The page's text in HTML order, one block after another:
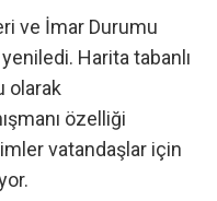
ve İmar Durumu
Harita tabanlı
olarak
özelliği
vatandaşlar için